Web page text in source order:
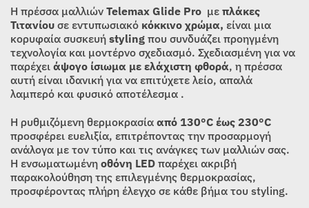
Η πρέσσα μαλλιών Telemax Glide Pro με πλάκες
Τιτανίου σε εντυπωσιακό κόκκινο χρώμα, είναι μια
κορυφαία συσκευή styling που συνδυάζει προηγμένη
τεχνολογία και μοντέρνο σχεδιασμό. Σχεδιασμένη για να
παρέχει άψογο ίσιωμα με ελάχιστη φθορά, η πρέσσα
αυτή είναι ιδανική για να επιτύχετε λείο, απαλά
λαμπερό και φυσικό αποτέλεσμα .
Η ρυθμιζόμενη θερμοκρασία από 130°C έως 230°C
προσφέρει ευελιξία, επιτρέποντας την προσαρμογή
ανάλογα με τον τύπο και τις ανάγκες των μαλλιών σας.
Η ενσωματωμένη οθόνη LED παρέχει ακριβή
παρακολούθηση της επιλεγμένης θερμοκρασίας,
προσφέροντας πλήρη έλεγχο σε κάθε βήμα του styling.